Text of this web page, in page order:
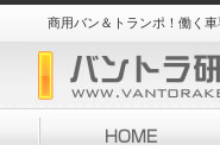
商用バン＆トランポ！働く車